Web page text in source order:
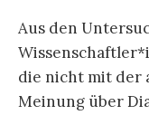
Aus den
die nicht mit der
Meinung über